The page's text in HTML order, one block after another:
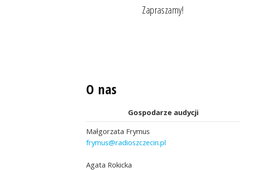
Zapraszamy!
O nas
Gospodarze audycji
Małgorzata Frymus
frymus@radioszczecin.pl
Agata Rokicka